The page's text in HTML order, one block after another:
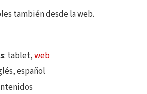
también desde la web.
: tablet,web
español